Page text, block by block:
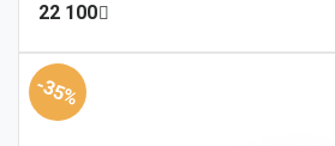
22 100
-35%